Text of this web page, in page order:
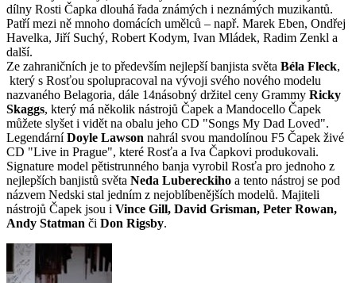
dílny Rosti Čapka dlouhá řada známých i neznámých muzikantů.
Patří mezi ně mnoho domácích umělců – např. Marek Eben, Ondřej
Havelka, Jiří Suchý, Robert Kodym, Ivan Mládek, Radim Zenkl a
další.
Ze zahraničních je to především nejlepší banjista světa Béla Fleck,
který s Rosťou spolupracoval na vývoji svého nového modelu
nazvaného Belagoria, dále 14násobný držitel ceny Grammy Ricky
Skaggs, který má několik nástrojů Čapek a Mandocello Čapek
můžete slyšet i vidět na obalu jeho CD "Songs My Dad Loved".
LegendárníDoyle Lawson nahrál svou mandolínou F5 Čapek živé
CD "Live in Prague", které Rosťa a Iva Čapkovi produkovali.
Signature model pětistrunného banja vyrobil Rosťa pro jednoho z
nejlepších banjistů světa Neda Lubereckiho a tento nástroj se pod
názvem Nedski stal jedním z nejoblíbenějších modelů. Majiteli
nástrojů Čapek jsou i Vince Gill, David Grisman, Peter Rowan,
Andy Statman či Don Rigsby.